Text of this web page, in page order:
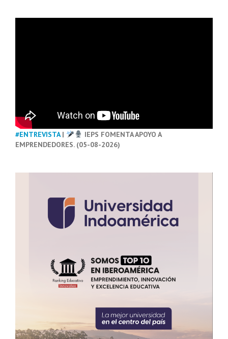
#ENTREVISTA|
IEPS FOMENTA APOYO A
EMPRENDEDORES. (05-08-2026)